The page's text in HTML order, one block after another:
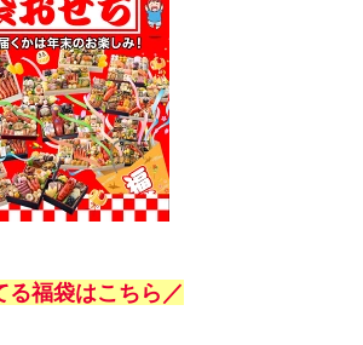
る福袋はこちら／